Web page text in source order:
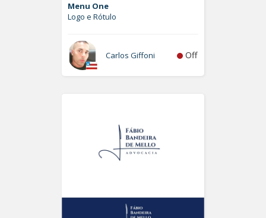
Menu One
Logo e Rótulo
Carlos Giffoni Off